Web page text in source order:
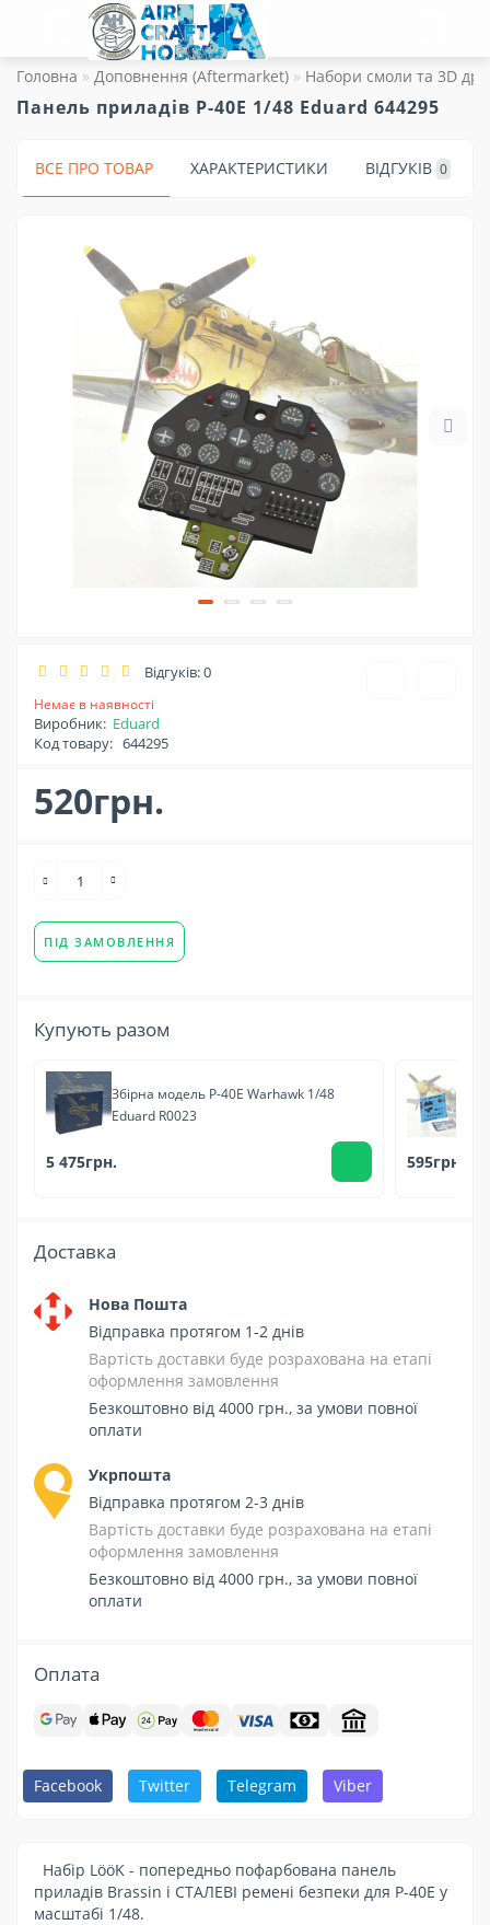
Головна Доповнення (Aftermarket) Набори смоли та 3D
Панель приладів P-40E 1/48 Eduard 644295
ВСЕ ПРО ТОВАР ХАРАКТЕРИСТИКИ ВІДГУКІВ 0
Відгуків: 0
Немає в наявності
Виробник: Eduard
Код товару: 644295
520грн.
ПІД ЗАМОВЛЕННЯ
Купують разом
Збірна модель P-40E Warhawk 1/48
Eduard R0023
5 475грн. 595грн.
Доставка
Нова Пошта
Відправка протягом 1-2 днів
Вартість доставки буде розрахована на етапі
оформлення замовлення
Безкоштовно від 4000 грн., за умови повної
оплати
Укрпошта
Відправка протягом 2-3 днів
Вартість доставки буде розрахована на етапі
оформлення замовлення
Безкоштовно від 4000 грн., за умови повної
оплати
Оплата
Facebook Twitter Telegram Viber
Набір LööK - попередньо пофарбована панель
приладів Brassin і СТАЛЕВІ ремені безпеки для P-40E у
масштабі 1/48.